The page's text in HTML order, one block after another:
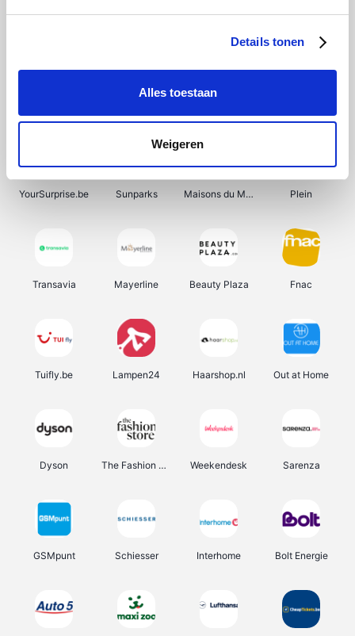
Details tonen
Alles toestaan
Weigeren
Shein Get Your Guide Bergfreunde Pazzox
YourSurprise.be Sunparks Maisons du Monde Plein
Transavia Mayerline Beauty Plaza Fnac
Tuifly.be Lampen24 Haarshop.nl Out at Home
Dyson The Fashion Store Weekendesk Sarenza
GSMpunt Schiesser Interhome Bolt Energie